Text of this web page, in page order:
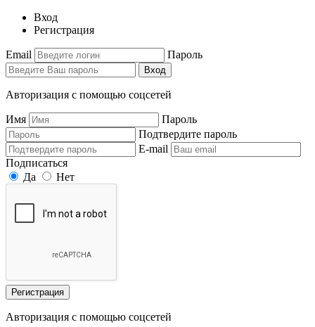
Вход
Регистрация
Email Пароль
Вход
Авторизация с помощью соцсетей
Имя
Пароль
Подтвердите пароль
E-mail
Подписаться
Да
Нет
Регистрация
Авторизация с помощью соцсетей